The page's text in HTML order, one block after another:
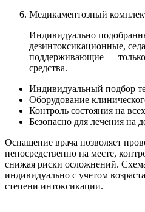
Медикаментозный
Индивидуально
дезинтоксикационные,
поддерживающие —
средства.
Индивидуальный подбор
Оборудование
Контроль состояния на
Безопасно для лечения на
Оснащение врача позволяет
непосредственно на месте,
снижая риски осложнений.
индивидуально с учетом
степени интоксикации.